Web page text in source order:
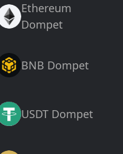
Ethereum
Dompet
BNB Dompet
USDT Dompet